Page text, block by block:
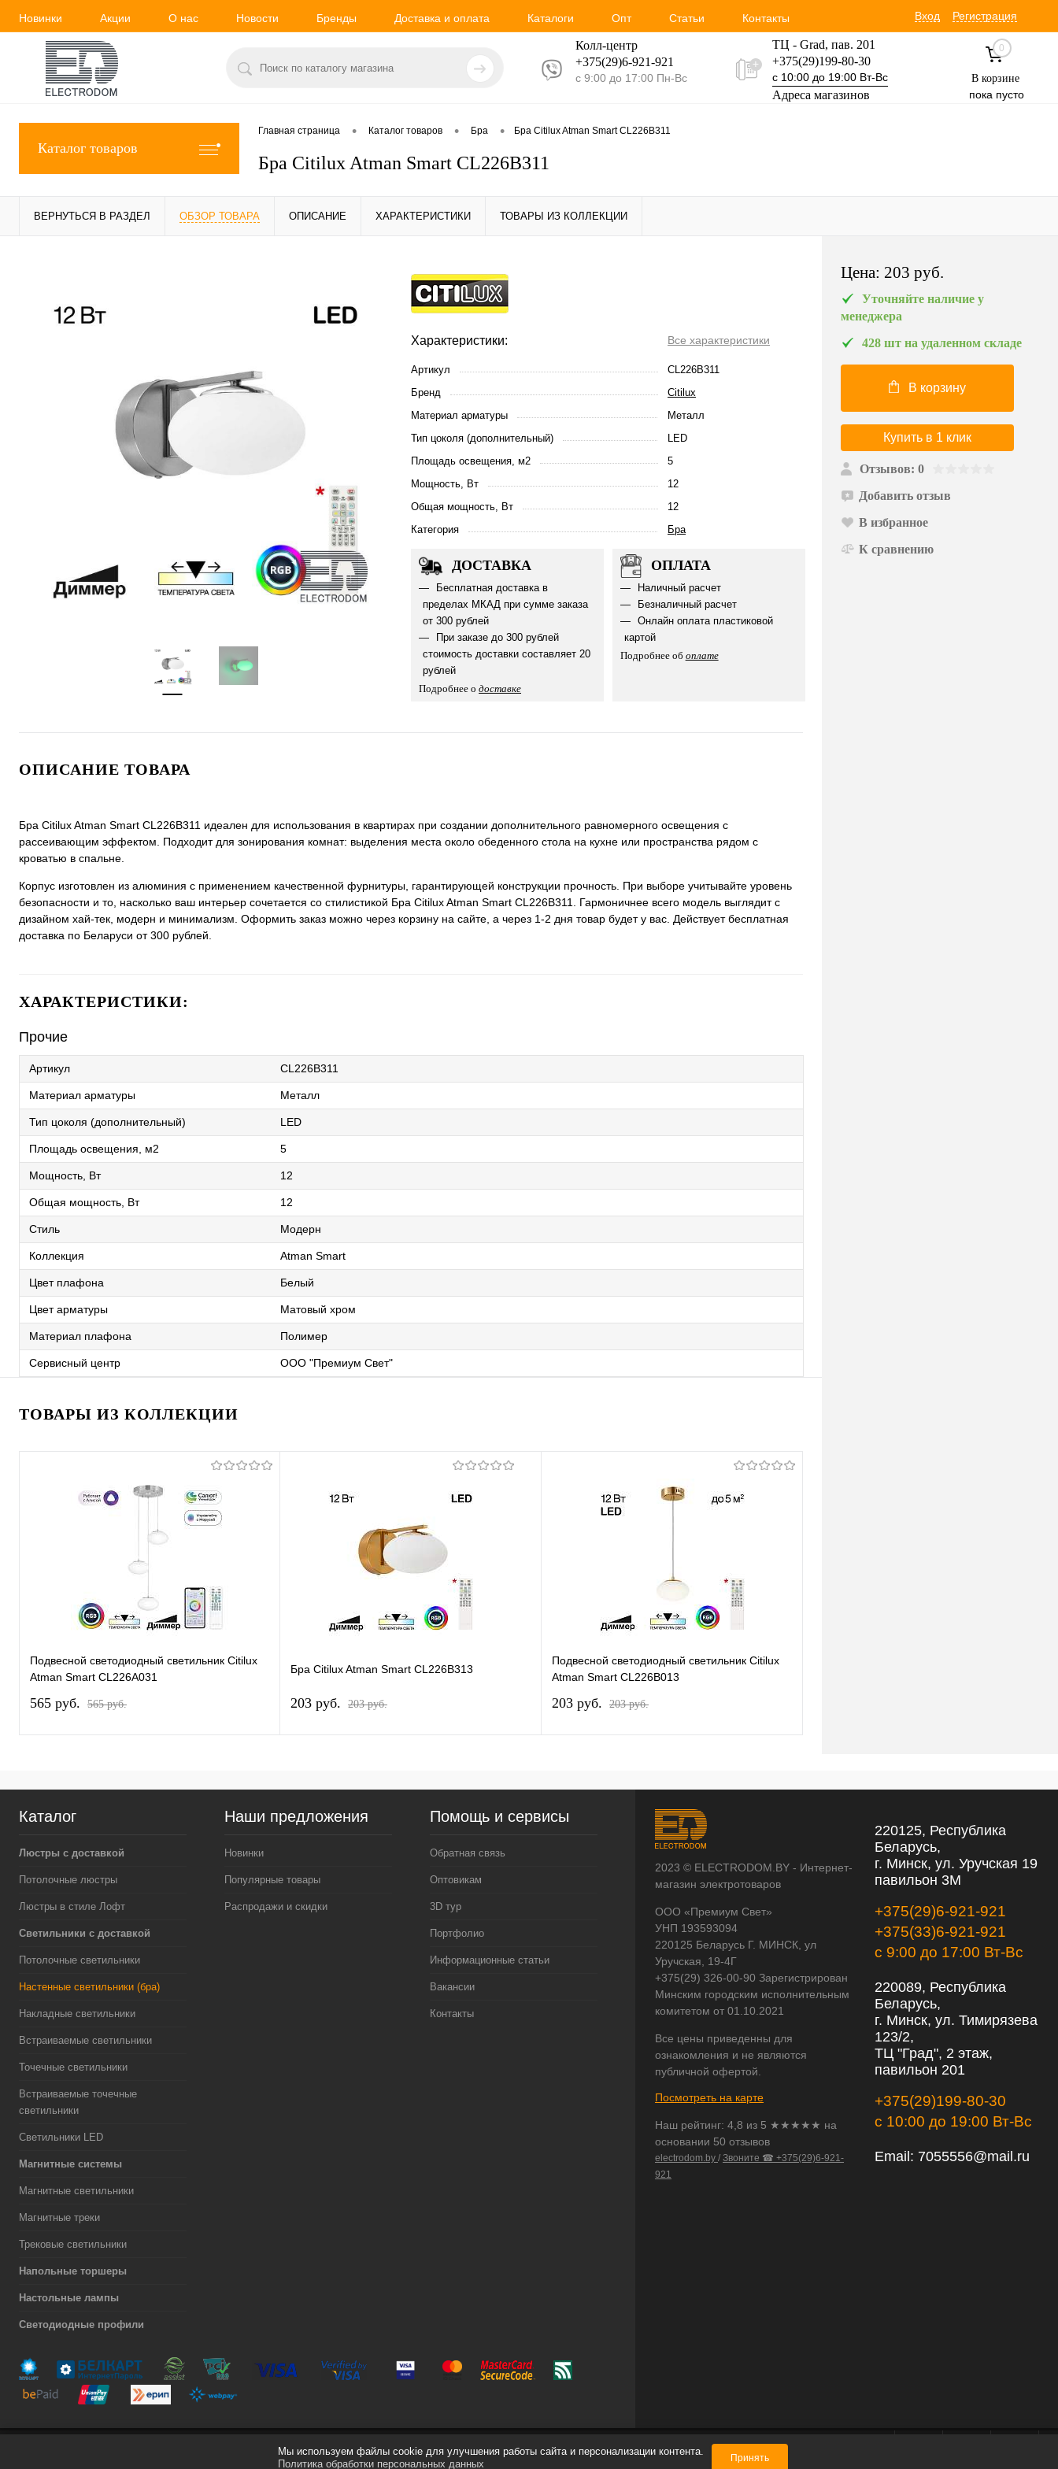
Новинки Акции О нас Новости Бренды Доставка и оплата Каталоги Опт Статьи Контакты Вход Регистрация
Колл-центр
+375(29)6-921-921
с 9:00 до 17:00 Пн-Вс
ТЦ - Grad, пав. 201
+375(29)199-80-30
с 10:00 до 19:00 Вт-Вс
Адреса магазинов
0
В корзине
пока пусто
Каталог товаров
Главная страница • Каталог товаров • Бра • Бра Citilux Atman Smart CL226B311
Бра Citilux Atman Smart CL226B311
ВЕРНУТЬСЯ В РАЗДЕЛ ОБЗОР ТОВАРА ОПИСАНИЕ ХАРАКТЕРИСТИКИ ТОВАРЫ ИЗ КОЛЛЕКЦИИ
Характеристики: Все характеристики
Артикул
CL226B311
Бренд
Citilux
Материал арматуры
Металл
Тип цоколя (дополнительный)
LED
Площадь освещения, м2
5
Мощность, Вт
12
Общая мощность, Вт
12
Категория
Бра
ДОСТАВКА
Бесплатная доставка в
пределах МКАД при сумме заказа
от 300 рублей
При заказе до 300 рублей
стоимость доставки составляет 20
рублей
Подробнее о доставке
ОПЛАТА
Наличный расчет
Безналичный расчет
Онлайн оплата пластиковой
картой
Подробнее об оплате
ОПИСАНИЕ ТОВАРА
Бра Citilux Atman Smart CL226B311 идеален для использования в квартирах при создании дополнительного равномерного освещения с
рассеивающим эффектом. Подходит для зонирования комнат: выделения места около обеденного стола на кухне или пространства рядом с
кроватью в спальне.
Корпус изготовлен из алюминия с применением качественной фурнитуры, гарантирующей конструкции прочность. При выборе учитывайте уровень
безопасности и то, насколько ваш интерьер сочетается со стилистикой Бра Citilux Atman Smart CL226B311. Гармоничнее всего модель выглядит с
дизайном хай-тек, модерн и минимализм. Оформить заказ можно через корзину на сайте, а через 1-2 дня товар будет у вас. Действует бесплатная
доставка по Беларуси от 300 рублей.
ХАРАКТЕРИСТИКИ:
Прочие
Артикул CL226B311
Материал арматуры Металл
Тип цоколя (дополнительный) LED
Площадь освещения, м2 5
Мощность, Вт 12
Общая мощность, Вт 12
Стиль Модерн
Коллекция Atman Smart
Цвет плафона Белый
Цвет арматуры Матовый хром
Материал плафона Полимер
Сервисный центр ООО "Премиум Свет"
ТОВАРЫ ИЗ КОЛЛЕКЦИИ
Подвесной светодиодный светильник Citilux
Atman Smart CL226A031
565 pуб. 565 pуб.
Бра Citilux Atman Smart CL226B313
203 pуб. 203 pуб.
Подвесной светодиодный светильник Citilux
Atman Smart CL226B013
203 pуб. 203 pуб.
Цена: 203 pуб.
Уточняйте наличие у
менеджера
428 шт на удаленном складе
В корзину
Купить в 1 клик
Отзывов: 0
Добавить отзыв
В избранное
К сравнению
Каталог
Люстры с доставкой
Потолочные люстры
Люстры в стиле Лофт
Светильники с доставкой
Потолочные светильники
Настенные светильники (бра)
Накладные светильники
Встраиваемые светильники
Точечные светильники
Встраиваемые точечные
светильники
Светильники LED
Магнитные системы
Магнитные светильники
Магнитные треки
Трековые светильники
Напольные торшеры
Настольные лампы
Светодиодные профили
Наши предложения
Новинки
Популярные товары
Распродажи и скидки
Помощь и сервисы
Обратная связь
Оптовикам
3D тур
Портфолио
Информационные статьи
Вакансии
Контакты
2023 © ELECTRODOM.BY - Интернет-
магазин электротоваров
ООО «Премиум Свет»
УНП 193593094
220125 Беларусь Г. МИНСК, ул
Уручская, 19-4Г
+375(29) 326-00-90 Зарегистрирован
Минским городским исполнительным
комитетом от 01.10.2021
Все цены приведенны для
ознакомления и не являются
публичной офертой.
Посмотреть на карте
Наш рейтинг: 4,8 из 5 ★★★★★ на
основании 50 отзывов
electrodom.by / Звоните ☎ +375(29)6-921-
921
220125, Республика
Беларусь,
г. Минск, ул. Уручская 19
павильон 3М
+375(29)6-921-921
+375(33)6-921-921
с 9:00 до 17:00 Вт-Вс
220089, Республика
Беларусь,
г. Минск, ул. Тимирязева
123/2,
ТЦ "Град", 2 этаж,
павильон 201
+375(29)199-80-30
с 10:00 до 19:00 Вт-Вс
Email: 7055556@mail.ru
Мы используем файлы cookie для улучшения работы сайта и персонализации контента.
Политика обработки персональных данных
Принять